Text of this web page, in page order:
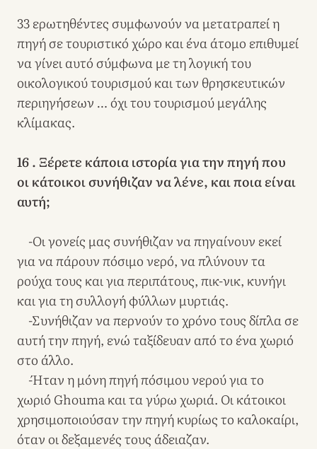
33 ερωτηθέντες συμφωνούν να μετατραπεί η
πηγή σε τουριστικό χώρο και ένα άτομο επιθυμεί
να γίνει αυτό σύμφωνα με τη λογική του
οικολογικού τουρισμού και των θρησκευτικών
περιηγήσεων … όχι του τουρισμού μεγάλης
κλίμακας.
16 . Ξέρετε κάποια ιστορία για την πηγή που
οι κάτοικοι συνήθιζαν να λένε, και ποια είναι
αυτή;
-Οι γονείς μας συνήθιζαν να πηγαίνουν εκεί
για να πάρουν πόσιμο νερό, να πλύνουν τα
ρούχα τους και για περιπάτους, πικ-νικ, κυνήγι
και για τη συλλογή φύλλων μυρτιάς.
-Συνήθιζαν να περνούν το χρόνο τους δίπλα σε
αυτή την πηγή, ενώ ταξίδευαν από το ένα χωριό
στο άλλο.
-Ήταν η μόνη πηγή πόσιμου νερού για το
χωριό Ghouma και τα γύρω χωριά. Οι κάτοικοι
χρησιμοποιούσαν την πηγή κυρίως το καλοκαίρι,
όταν οι δεξαμενές τους άδειαζαν.